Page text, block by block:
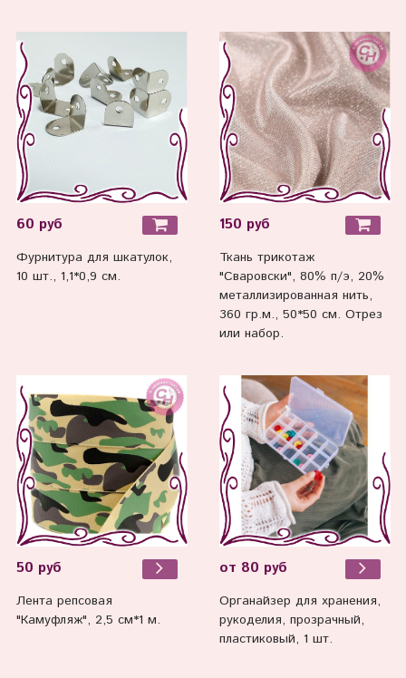
60 руб
Фурнитура для шкатулок,
10 шт., 1,1*0,9 см.
150 руб
Ткань трикотаж
"Сваровски", 80% п/э, 20%
металлизированная нить,
360 гр.м., 50*50 см. Отрез
или набор.
50 руб
Лента репсовая
"Камуфляж", 2,5 см*1 м.
от 80 руб
Органайзер для хранения,
рукоделия, прозрачный,
пластиковый, 1 шт.